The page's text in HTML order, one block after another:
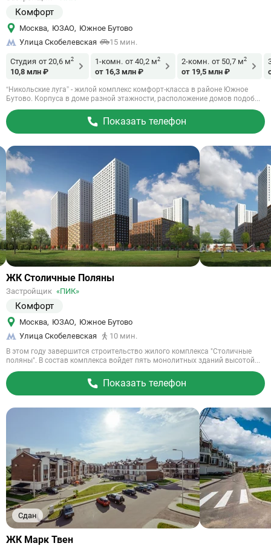
Комфорт
Москва, ЮЗАО, Южное Бутово
Улица Скобелевская
15 мин.
Студия от 20,6 м2
10,8 млн ₽
1-комн. от 40,2 м2
от 16,3 млн ₽
2-комн. от 50,7 м2
от 19,5 млн ₽
“Никольские луга” - жилой комплекс комфорт-класса в районе Южное
Бутово. Корпуса в доме разной этажности, расположение домов подоб...
Показать телефон
Ссылка
объект
ЖК Столичные Поляны
Застройщик «ПИК»
Комфорт
Москва, ЮЗАО, Южное Бутово
Улица Скобелевская
10 мин.
В этом году завершится строительство жилого комплекса "Столичные
поляны". В состав комплекса войдет пять монолитных зданий высотой...
Показать телефон
Сдан
Ссылка
ЖК Марк Твен